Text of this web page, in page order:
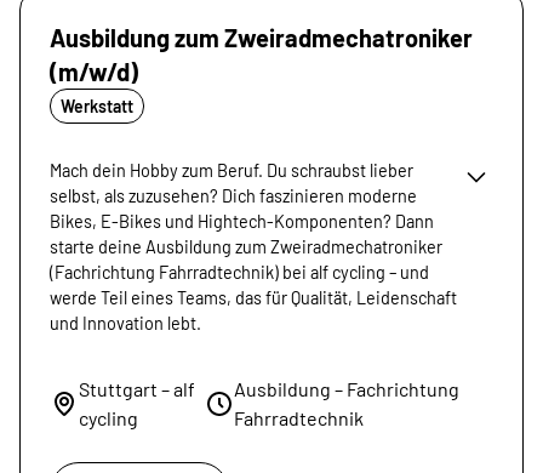
Ausbildung zum Zweiradmechatroniker
(m/w/d)
Werkstatt
Mach dein Hobby zum Beruf. Du schraubst lieber
selbst, als zuzusehen? Dich faszinieren moderne
Bikes, E-Bikes und Hightech-Komponenten? Dann
starte deine Ausbildung zum Zweiradmechatroniker
(Fachrichtung Fahrradtechnik) bei alf cycling – und
werde Teil eines Teams, das für Qualität, Leidenschaft
und Innovation lebt.
als nur Fahrradreparaturen. Fachrichtung: Fahrradtechnik.
Wir suchen motivierte Nachwuchstalente, die Lust haben,
Stuttgart – alf
cycling
Ausbildung – Fachrichtung
Fahrradtechnik